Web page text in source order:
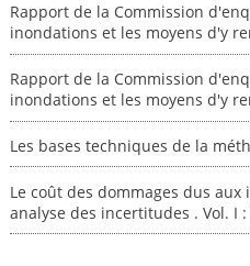
Rapport de la Commission
inondations et les moyens d'y
Rapport de la Commission
inondations et les moyens d'y
Les bases techniques de la
Le coût des dommages dus
analyse des incertitudes . Vol. I